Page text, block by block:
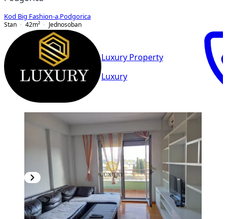
Kod Big Fashion-a Podgorica
Stan
42m² Jednosoban
Luxury Property
Luxury